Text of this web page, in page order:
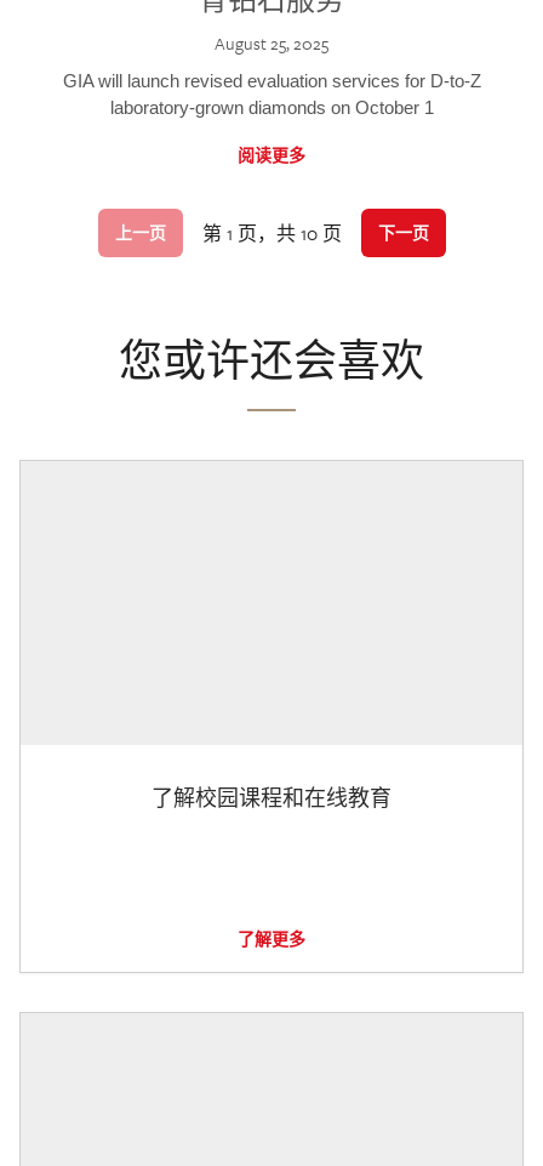
August 25, 2025
GIA will launch revised evaluation services for D-to-Z
laboratory-grown diamonds on October 1
阅读更多
上一页 第 1 页，共 10 页 下一页
您或许还会喜欢
了解校园课程和在线教育
了解更多